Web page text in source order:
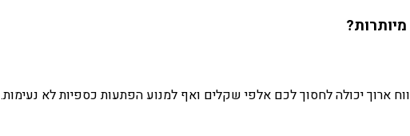
ארוך יכולה לחסוך לכם אלפי שקלים ואף למנוע הפתעות כספיות לא נעימות.